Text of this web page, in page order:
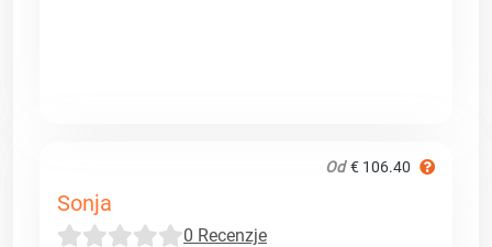
Od € 106.40
Sonja
0 Recenzje